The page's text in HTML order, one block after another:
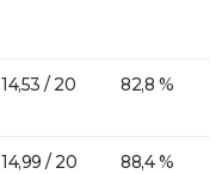
14,53 / 20 82,8 %
14,99 / 20 88,4 %